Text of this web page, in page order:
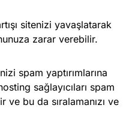
sitenizi yavaşlatarak
zarar verebilir.
spam yaptırımlarına
sağlayıcıları spam
ve bu da sıralamanızı ve